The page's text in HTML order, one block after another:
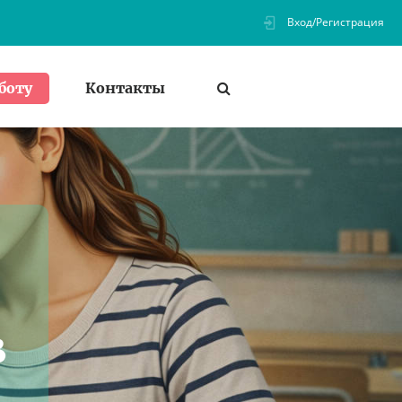
Вход/Регистрация
Контакты